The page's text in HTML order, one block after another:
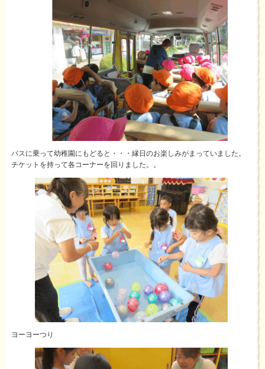
バスに乗って幼稚園にもどると・・・縁日のお楽しみがまっていました。
チケットを持って各コーナーを回りました。。
ヨーヨーつり